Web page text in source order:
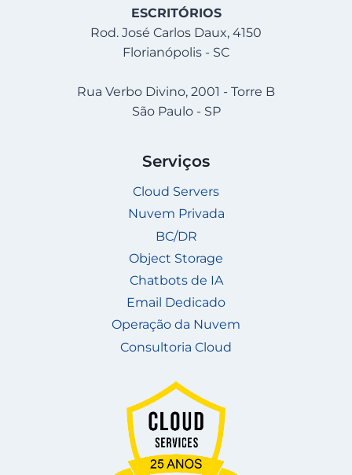
ESCRITÓRIOS
Rod. José Carlos Daux, 4150
Florianópolis - SC
Rua Verbo Divino, 2001 - Torre B
São Paulo - SP
Serviços
Cloud Servers
Nuvem Privada
BC/DR
Object Storage
Chatbots de IA
Email Dedicado
Operação da Nuvem
Consultoria Cloud